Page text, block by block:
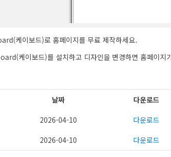
케이보드)로 홈페이지를 무료 제작하세요.
케이보드)를 설치하고 디자인을 변경하면 홈페이지
날짜 다운로드
2026-04-10 다운로드
2026-04-10 다운로드